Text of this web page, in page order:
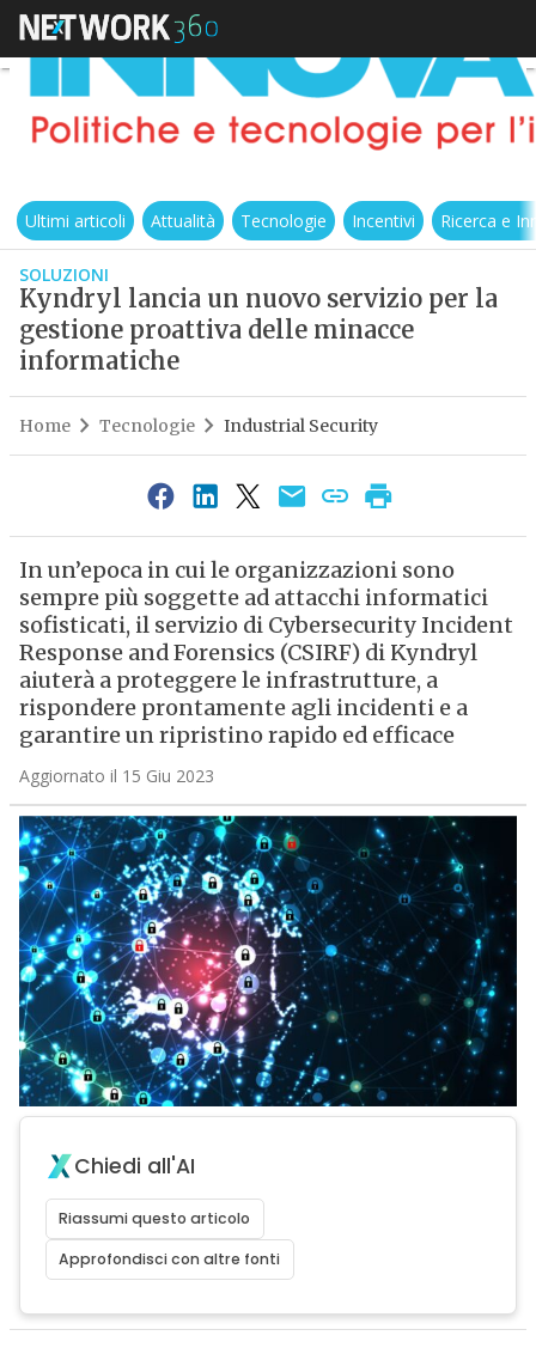
Ultimi articoli Attualità Tecnologie Incentivi Ricerca e
SOLUZIONI
Kyndryl lancia un nuovo servizio per la
gestione proattiva delle minacce
informatiche
Home Tecnologie Industrial Security
In un’epoca in cui le organizzazioni sono
sempre più soggette ad attacchi informatici
sofisticati, il servizio di Cybersecurity Incident
Response and Forensics (CSIRF) di Kyndryl
aiuterà a proteggere le infrastrutture, a
rispondere prontamente agli incidenti e a
garantire un ripristino rapido ed efficace
Aggiornato il 15 Giu 2023
Chiedi all'AI
Riassumi questo articolo
Approfondisci con altre fonti